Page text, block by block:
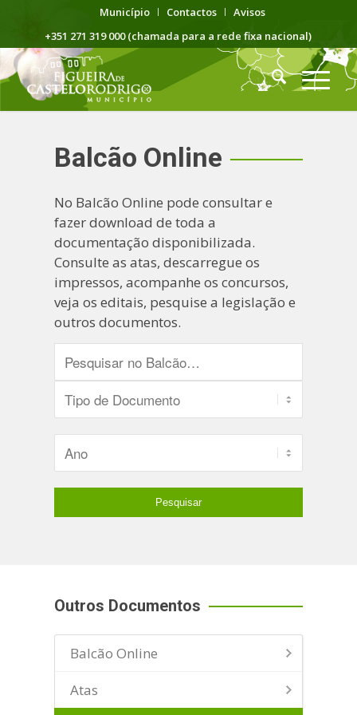
Município Contactos
Avisos
+351 271 319 000 (chamada para a rede fixa nacional)
Balcão Online
No Balcão Online pode consultar e
fazer download de toda a
documentação disponibilizada.
Consulte as atas, descarregue os
impressos, acompanhe os concursos,
veja os editais, pesquise a legislação e
outros documentos.
Outros Documentos
Balcão Online
Atas